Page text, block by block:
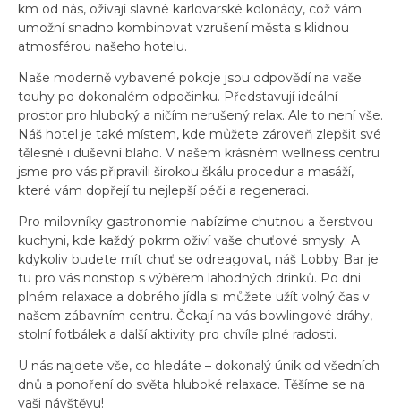
km od nás, ožívají slavné karlovarské kolonády, což vám
umožní snadno kombinovat vzrušení města s klidnou
atmosférou našeho hotelu.
Naše moderně vybavené pokoje jsou odpovědí na vaše
touhy po dokonalém odpočinku. Představují ideální
prostor pro hluboký a ničím nerušený relax. Ale to není vše.
Náš hotel je také místem, kde můžete zároveň zlepšit své
tělesné i duševní blaho. V našem krásném wellness centru
jsme pro vás připravili širokou škálu procedur a masáží,
které vám dopřejí tu nejlepší péči a regeneraci.
Pro milovníky gastronomie nabízíme chutnou a čerstvou
kuchyni, kde každý pokrm oživí vaše chuťové smysly. A
kdykoliv budete mít chuť se odreagovat, náš Lobby Bar je
tu pro vás nonstop s výběrem lahodných drinků. Po dni
plném relaxace a dobrého jídla si můžete užít volný čas v
našem zábavním centru. Čekají na vás bowlingové dráhy,
stolní fotbálek a další aktivity pro chvíle plné radosti.
U nás najdete vše, co hledáte – dokonalý únik od všedních
dnů a ponoření do světa hluboké relaxace. Těšíme se na
vaši návštěvu!